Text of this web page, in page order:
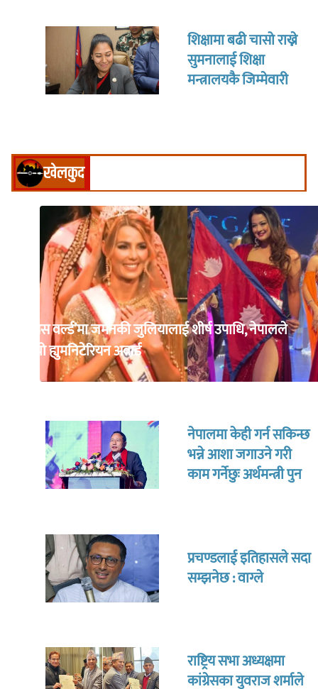
शिक्षामा बढी चासो राख्ने
सुमनालाई शिक्षा
मन्त्रालयकै जिम्मेवारी
खेलकुद
‘मिसेस वर्ल्ड’मा जर्मनकी जुलियालाई शीर्ष उपाधि, नेपालले
जित्यो ह्युमनिटेरियन अवार्ड
नेपालमा केही गर्न सकिन्छ
भन्ने आशा जगाउने गरी
काम गर्नेछुः अर्थमन्त्री पुन
प्रचण्डलाई इतिहासले सदा
सम्झनेछ : वाग्ले
राष्ट्रिय सभा अध्यक्षमा
कांग्रेसका युवराज शर्माले